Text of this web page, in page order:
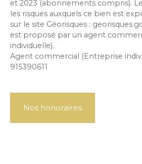
et 2023 (abonnements compris).
les risques auxquels ce bien est
sur le site Géorisques :
est proposé par un agent
individuelle).
Agent commercial (Entreprise
915390611
Nos honoraires